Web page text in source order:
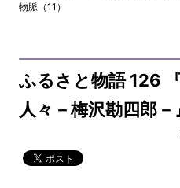
物脈（11）
ふるさと物語 126
人々－梅沢勘四郎－